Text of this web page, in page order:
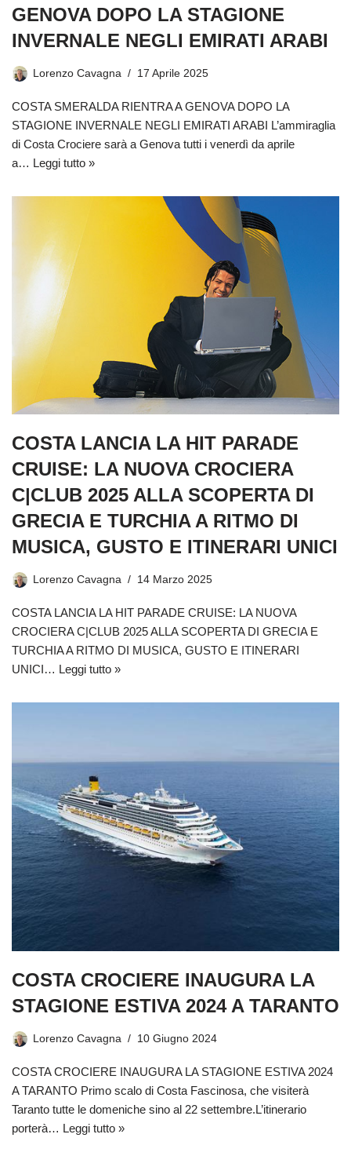
GENOVA DOPO LA STAGIONE
INVERNALE NEGLI EMIRATI ARABI
Lorenzo Cavagna 17 Aprile 2025
COSTA SMERALDA RIENTRA A GENOVA DOPO LA
STAGIONE INVERNALE NEGLI EMIRATI ARABI L’ammiraglia
di Costa Crociere sarà a Genova tutti i venerdì da aprile
a… Leggi tutto »
COSTA LANCIA LA HIT PARADE
CRUISE: LA NUOVA CROCIERA
C|CLUB 2025 ALLA SCOPERTA DI
GRECIA E TURCHIA A RITMO DI
MUSICA, GUSTO E ITINERARI UNICI
Lorenzo Cavagna 14 Marzo 2025
COSTA LANCIA LA HIT PARADE CRUISE: LA NUOVA
CROCIERA C|CLUB 2025 ALLA SCOPERTA DI GRECIA E
TURCHIA A RITMO DI MUSICA, GUSTO E ITINERARI
UNICI… Leggi tutto »
COSTA CROCIERE INAUGURA LA
STAGIONE ESTIVA 2024 A TARANTO
Lorenzo Cavagna 10 Giugno 2024
COSTA CROCIERE INAUGURA LA STAGIONE ESTIVA 2024
A TARANTO Primo scalo di Costa Fascinosa, che visiterà
Taranto tutte le domeniche sino al 22 settembre.L’itinerario
porterà… Leggi tutto »